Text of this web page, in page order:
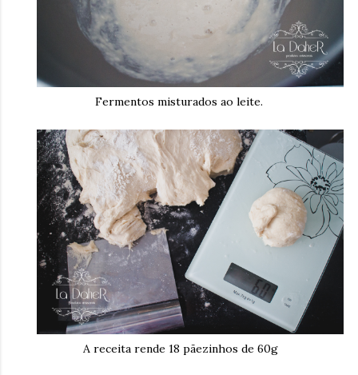
Fermentos misturados ao leite.
A receita rende 18 pãezinhos de 60g